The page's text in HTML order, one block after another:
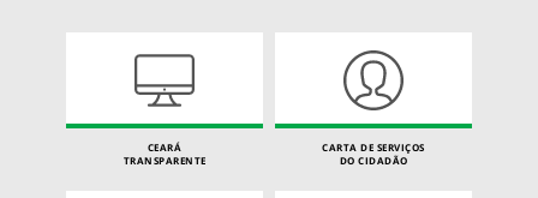
CEARÁ
TRANSPARENTE
CARTA DE SERVIÇOS
DO CIDADÃO